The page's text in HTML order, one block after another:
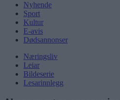
Nyhende
Sport
Kultur
E-avis
Dødsannonser
Næringsliv
Leiar
Bildeserie
Lesarinnlegg